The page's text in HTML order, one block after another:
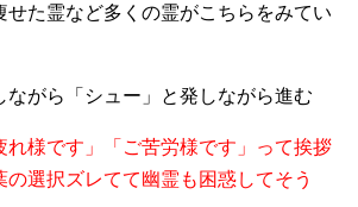
せた霊など多くの霊がこちらをみてい
ながら「シュー」と発しながら進む
様です」「ご苦労様です」って挨拶
の選択ズレてて幽霊も困惑してそう